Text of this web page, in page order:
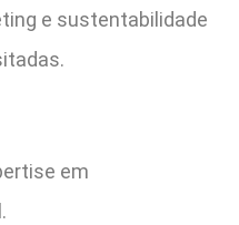
e sustentabilidade
em